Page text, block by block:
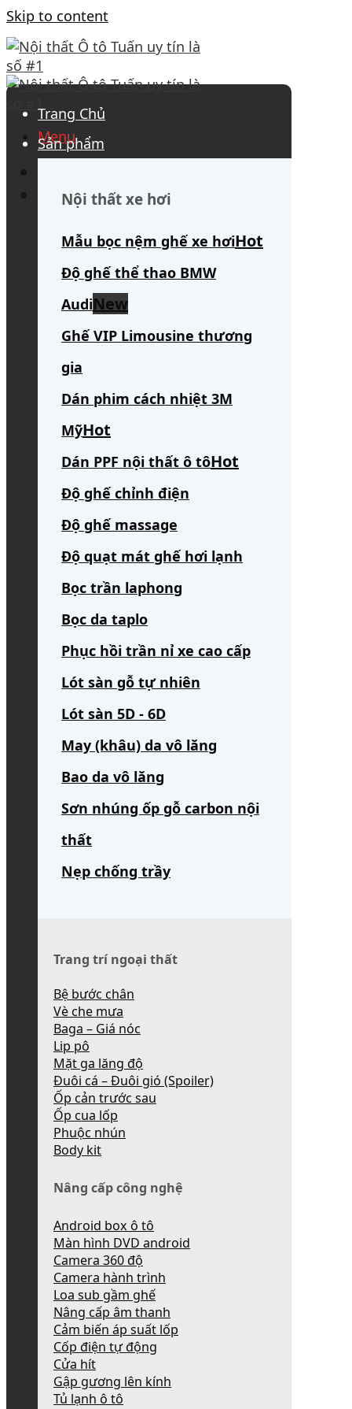
Skip to content
Menu
Search for:
Trang Chủ
Sản phẩm
Nội thất xe hơi
Mẫu bọc nệm ghế xe hơi
Độ ghế thể thao BMW
Audi
Ghế VIP Limousine thương
gia
Dán phim cách nhiệt 3M
Mỹ
Dán PPF nội thất ô tô
Độ ghế chỉnh điện
Độ ghế massage
Độ quạt mát ghế hơi lạnh
Bọc trần laphong
Bọc da taplo
Phục hồi trần nỉ xe cao cấp
Lót sàn gỗ tự nhiên
Lót sàn 5D - 6D
May (khâu) da vô lăng
Bao da vô lăng
Sơn nhúng ốp gỗ carbon nội
thất
Nẹp chống trầy
Trang trí ngoại thất
Bệ bước chân
Vè che mưa
Baga – Giá nóc
Lip pô
Mặt ga lăng độ
Đuôi cá – Đuôi gió (Spoiler)
Ốp cản trước sau
Ốp cua lốp
Phuộc nhún
Body kit
Nâng cấp công nghệ
Android box ô tô
Màn hình DVD android
Camera 360 độ
Camera hành trình
Loa sub gầm ghế
Nâng cấp âm thanh
Cảm biến áp suất lốp
Cốp điện tự động
Cửa hít
Gập gương lên kính
Tủ lạnh ô tô